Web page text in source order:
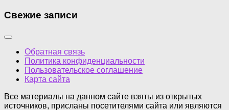
Свежие записи
Обратная связь
Политика конфиденциальности
Пользовательское соглашение
Карта сайта
Все материалы на данном сайте взяты из открытых
источников, присланы посетителями сайта или являются